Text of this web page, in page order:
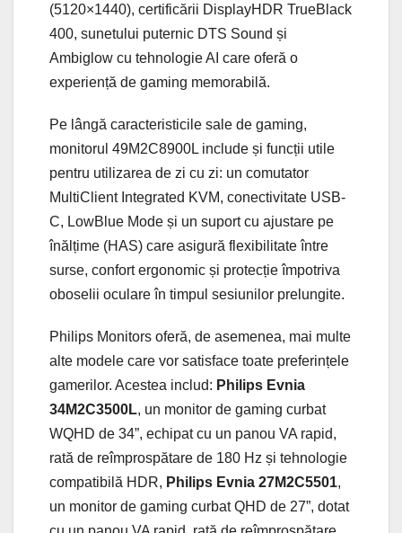
(5120×1440), certificării DisplayHDR TrueBlack
400, sunetului puternic DTS Sound și
Ambiglow cu tehnologie AI care oferă o
experiență de gaming memorabilă.
Pe lângă caracteristicile sale de gaming,
monitorul 49M2C8900L include și funcții utile
pentru utilizarea de zi cu zi: un comutator
MultiClient Integrated KVM, conectivitate USB-
C, LowBlue Mode și un suport cu ajustare pe
înălțime (HAS) care asigură flexibilitate între
surse, confort ergonomic și protecție împotriva
oboselii oculare în timpul sesiunilor prelungite.
Philips Monitors oferă, de asemenea, mai multe
alte modele care vor satisface toate preferințele
gamerilor. Acestea includ: Philips Evnia
34M2C3500L, un monitor de gaming curbat
WQHD de 34”, echipat cu un panou VA rapid,
rată de reîmprospătare de 180 Hz și tehnologie
compatibilă HDR, Philips Evnia 27M2C5501,
un monitor de gaming curbat QHD de 27”, dotat